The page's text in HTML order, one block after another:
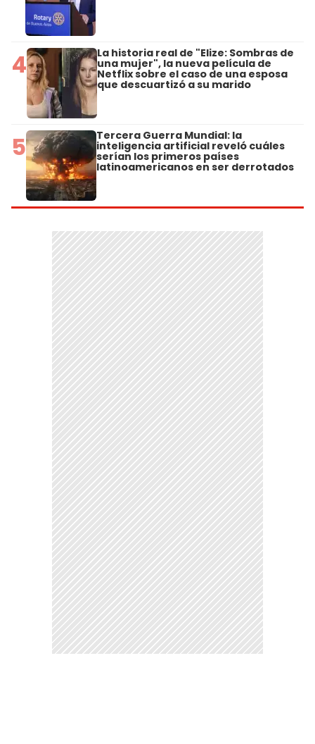
4 La historia real de "Elize: Sombras de
una mujer", la nueva película de
Netflix sobre el caso de una esposa
que descuartizó a su marido
5 Tercera Guerra Mundial: la
inteligencia artificial reveló cuáles
serían los primeros países
latinoamericanos en ser derrotados